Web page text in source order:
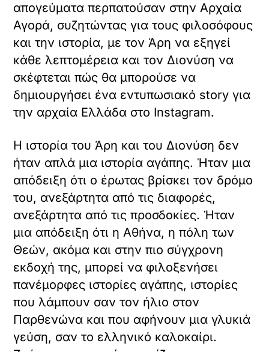
απογεύματα περπατούσαν στην Αρχαία
Αγορά, συζητώντας για τους φιλοσόφους
και την ιστορία, με τον Άρη να εξηγεί
κάθε λεπτομέρεια και τον Διονύση να
σκέφτεται πώς θα μπορούσε να
δημιουργήσει ένα εντυπωσιακό story για
την αρχαία Ελλάδα στο Instagram.
Η ιστορία του Άρη και του Διονύση δεν
ήταν απλά μια ιστορία αγάπης. Ήταν μια
απόδειξη ότι ο έρωτας βρίσκει τον δρόμο
του, ανεξάρτητα από τις διαφορές,
ανεξάρτητα από τις προσδοκίες. Ήταν
μια απόδειξη ότι η Αθήνα, η πόλη των
Θεών, ακόμα και στην πιο σύγχρονη
εκδοχή της, μπορεί να φιλοξενήσει
πανέμορφες ιστορίες αγάπης, ιστορίες
που λάμπουν σαν τον ήλιο στον
Παρθενώνα και που αφήνουν μια γλυκιά
γεύση, σαν το ελληνικό καλοκαίρι.